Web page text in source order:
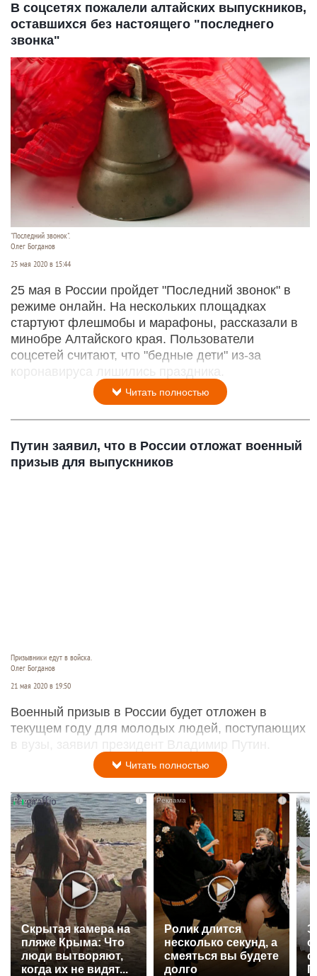
В соцсетях пожалели алтайских выпускников,
оставшихся без настоящего "последнего
звонка"
"Последний звонок".
Олег Богданов
25 мая 2020 в 15:44
25 мая в России пройдет "Последний звонок" в
режиме онлайн. На нескольких площадках
стартуют флешмобы и марафоны, рассказали в
минобре Алтайского края. Пользователи
соцсетей считают, что "бедные дети" из-за
коронавируса лишились праздника.
Читать полностью
Путин заявил, что в России отложат военный
призыв для выпускников
Призывники едут в войска.
Олег Богданов
21 мая 2020 в 19:50
Военный призыв в России будет отложен в
текущем году для молодых людей, поступающих
в вузы, заявил президент Владимир Путин.
Читать полностью
i
Скрытая камера на
пляже Крыма: Что
люди вытворяют,
когда их не видят...
Ролик длится
несколько секунд, а
смеяться вы будете
долго